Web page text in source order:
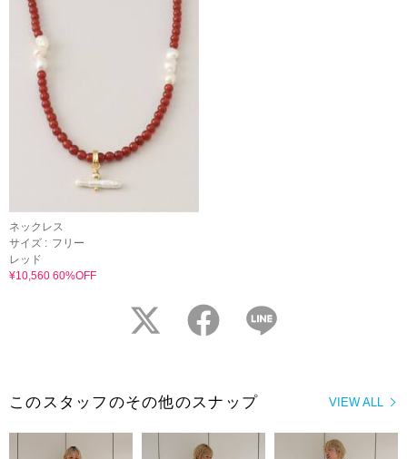
ネックレス
サイズ : フリー
レッド
¥10,560 60%OFF
twitter facebook
VIEW ALL
このスタッフのその他のスナップ